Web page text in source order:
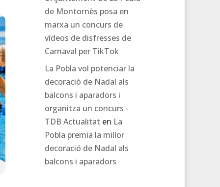
de Montornès posa en
marxa un concurs de
vídeos de disfresses de
Carnaval per TikTok
La Pobla vol potenciar la
decoració de Nadal als
balcons i aparadors i
organitza un concurs -
TDB Actualitat en La
Pobla premia la millor
decoració de Nadal als
balcons i aparadors